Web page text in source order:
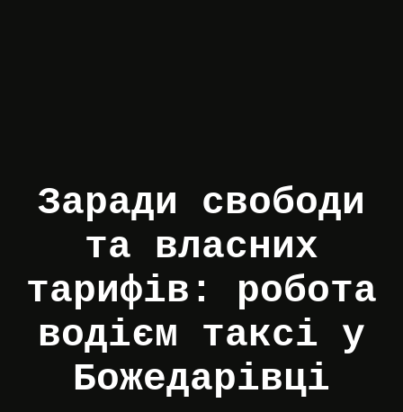
Заради свободи
та власних
тарифів: робота
водієм таксі у
Божедарівці